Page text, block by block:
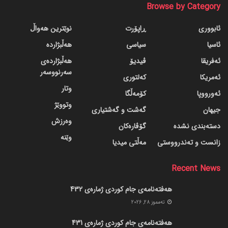
Browse by Category
ئابووری
ئاسیا
ئەفریقا
ئەمریکا
ئەورووپا
جیهان
دسته‌بندی نشده
زانست و تەندرووستی
ڕاپۆرت
سیاسی
ڤیدیۆ
کەلتوری
کۆمەڵگا
گه‌شت و گه‌شتیاری
گۆڤاره‌کان
مەڵتی میدیا
نوێترین هەواڵ
هەڵبژاردە
هەڵبژاردەی
سەرنووسەر
وتار
وتووێژ
وەرزش
وێنە
Recent News
هەفتەنامەی جام کوردی ژمارەی 432
ته‌مموز 28, 2026
هەفتەنامەی جام کوردی ژمارەی 431